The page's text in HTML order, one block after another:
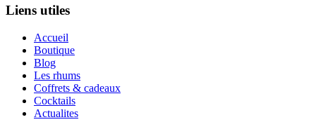
Liens utiles
Accueil
Boutique
Blog
Les rhums
Coffrets & cadeaux
Cocktails
Actualites